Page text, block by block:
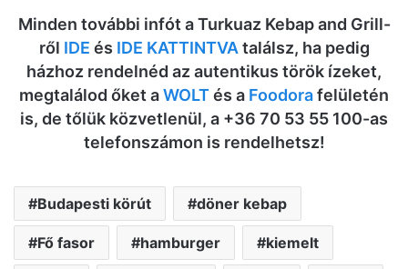
Minden további infót a Turkuaz Kebap and Grill-
ről IDE és IDE KATTINTVA találsz, ha pedig
házhoz rendelnéd az autentikus török ízeket,
megtalálod őket aWOLTés a Foodorafelületén
is, de tőlük közvetlenül, a +36 70 53 55 100-as
telefonszámon is rendelhetsz!
Budapesti körút döner kebap
Fő fasor hamburger kiemelt